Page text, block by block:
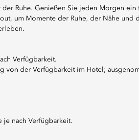
Ruhe. Genießen Sie jeden Morgen ein
um Momente der Ruhe, der Nähe und
Verfügbarkeit.
von der Verfügbarkeit im Hotel;
je nach Verfügbarkeit.